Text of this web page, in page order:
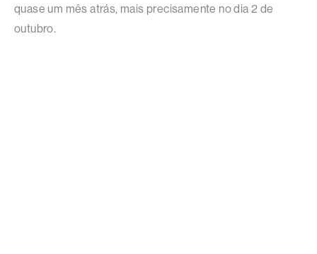
quase um mês atrás, mais precisamente no dia 2 de
outubro.